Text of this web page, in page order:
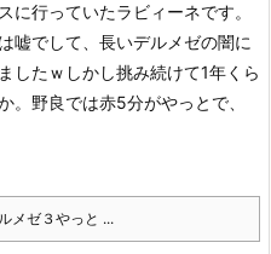
に行っていたラビィーネです。
嘘でして、長いデルメゼの闇に
したｗ しかし挑み続けて1年くら
。野良では赤5分がやっとで、
メゼ３やっと ...